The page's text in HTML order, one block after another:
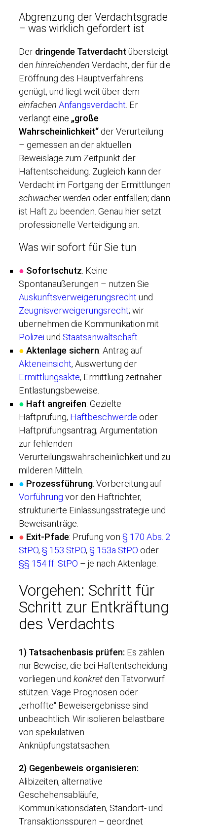
Abgrenzung der Verdachtsgrade
– was wirklich gefordert ist
Der dringende Tatverdacht übersteigt
den hinreichenden Verdacht, der für die
Eröffnung des Hauptverfahrens
genügt, und liegt weit über dem
einfachen Anfangsverdacht . Er
verlangt eine „große
Wahrscheinlichkeit“der Verurteilung
– gemessen an der aktuellen
Beweislage zum Zeitpunkt der
Haftentscheidung. Zugleich kann der
Verdacht im Fortgang der Ermittlungen
schwächer werden oder entfallen; dann
ist Haft zu beenden. Genau hier setzt
professionelle Verteidigung an.
Was wir sofort für Sie tun
● Sofortschutz: Keine
Spontanäußerungen – nutzen Sie
Auskunftsverweigerungsrecht und
Zeugnisverweigerungsrecht; wir
übernehmen die Kommunikation mit
Polizei und Staatsanwaltschaft
● Aktenlage sichern: Antrag auf
Akteneinsicht, Auswertung der
Ermittlungsakte, Ermittlung zeitnaher
Entlastungsbeweise.
● Haft angreifen: Gezielte
Haftprüfung, Haftbeschwerde oder
Haftprüfungsantrag; Argumentation
zur fehlenden
Verurteilungswahrscheinlichkeit und zu
milderen Mitteln.
● Prozessführung: Vorbereitung auf
Vorführung vor den Haftrichter,
strukturierte Einlassungsstrategie und
Beweisanträge.
● Exit-Pfade: Prüfung von § 170 Abs. 2
StPO, § 153 StPO, § 153a StPO oder
§§ 154 ff. StPO – je nach Aktenlage.
Vorgehen: Schritt für
Schritt zur Entkräftung
des Verdachts
1) Tatsachenbasis prüfen: Es zählen
nur Beweise, die bei Haftentscheidung
vorliegen und konkretden Tatvorwurf
stützen. Vage Prognosen oder
„erhoffte“ Beweisergebnisse sind
unbeachtlich. Wir isolieren belastbare
von spekulativen
Anknüpfungstatsachen.
2) Gegenbeweis organisieren:
Alibizeiten, alternative
Geschehensabläufe,
Kommunikationsdaten, Standort- und
Transaktionsspuren – geordnet